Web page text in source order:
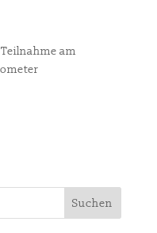
am